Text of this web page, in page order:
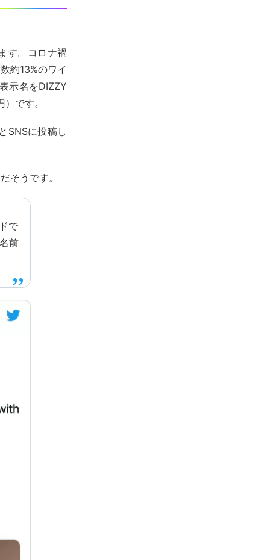
す。コロナ禍
約13%のワイ
示名をDIZZY
です。
SNSに投稿し
そうです。
で
前